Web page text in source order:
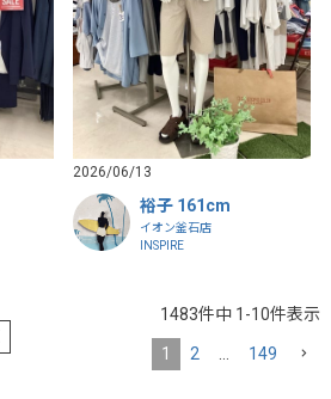
2026/06/13
裕子 161cm
イオン釜石店
INSPIRE
1483件中 1 -10件表示
1 2 … 149